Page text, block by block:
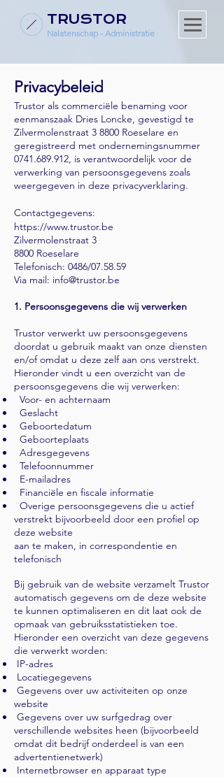
TRUSTOR
Nalatenschap - Administratie
Privacybeleid
Trustor als commerciële benaming voor
eenmanszaak Dries Loncke, gevestigd te
Zilvermolenstraat 3 8800 Roeselare en
geregistreerd met ondernemingsnummer
0741.689.912, is verantwoordelijk voor de
verwerking van persoonsgegevens zoals
weergegeven in deze privacyverklaring.
Contactgegevens:
https://www.trustor.be
Zilvermolenstraat 3
8800 Roeselare
Telefonisch: 0486/07.58.59
Via mail: info@trustor.be
1. Persoonsgegevens die wij verwerken
Trustor verwerkt uw persoonsgegevens
doordat u gebruik maakt van onze diensten
en/of omdat u deze zelf aan ons verstrekt.
Hieronder vindt u een overzicht van de
persoonsgegevens die wij verwerken:
Voor- en achternaam
Geslacht
Geboortedatum
Geboorteplaats
Adresgegevens
Telefoonnummer
E-mailadres
Financiële en fiscale informatie
Overige persoonsgegevens die u actief
verstrekt bijvoorbeeld door een profiel op
deze website
aan te maken, in correspondentie en
telefonisch
Bij gebruik van de website verzamelt Trustor
automatisch gegevens om de deze website
te kunnen optimaliseren en dit laat ook de
opmaak van gebruiksstatistieken toe.
Hieronder een overzicht van deze gegevens
die verwerkt worden:
IP-adres
Locatiegegevens
Gegevens over uw activiteiten op onze
website
Gegevens over uw surfgedrag over
verschillende websites heen (bijvoorbeeld
omdat dit bedrijf onderdeel is van een
advertentienetwerk)
Internetbrowser en apparaat type